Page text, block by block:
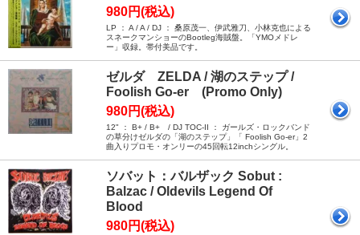
980円(税込)
LP ： A / A / DJ ： 桑原茂一、伊武雅刀、小林克也による
スネークマンショーのBootleg海賊盤。「YMOメドレ
ー」収録。帯付美品です。
ゼルダ ZELDA / 湖のステップ /
Foolish Go-er (Promo Only)
980円(税込)
12" ： B+ / B+ / DJ TOC-II ： ガールズ・ロックバンド
の草分けゼルダの「湖のステップ」「 Foolish Go-er」2
曲入りプロモ・オンリーの45回転12inchシングル。
ソバット：バルザック Sobut :
Balzac / Oldevils Legend Of
Blood
980円(税込)